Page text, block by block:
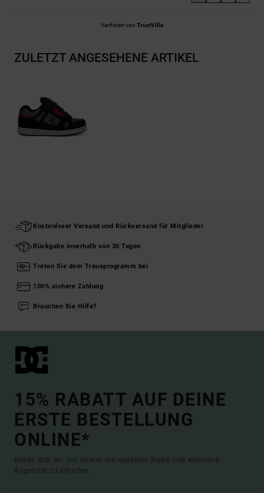
Verifiziert von TrustVille
ZULETZT ANGESEHENE ARTIKEL
Kostenloser Versand und Rückversand für Mitglieder
Rückgabe innerhalb von 30 Tagen
Treten Sie dem Treueprogramm bei
100% sichere Zahlung
Brauchen Sie Hilfe?
15% RABATT AUF DEINE
ERSTE BESTELLUNG
ONLINE*
Melde dich an, um immer die neuesten News und exklusive
Angebote zu erhalten.